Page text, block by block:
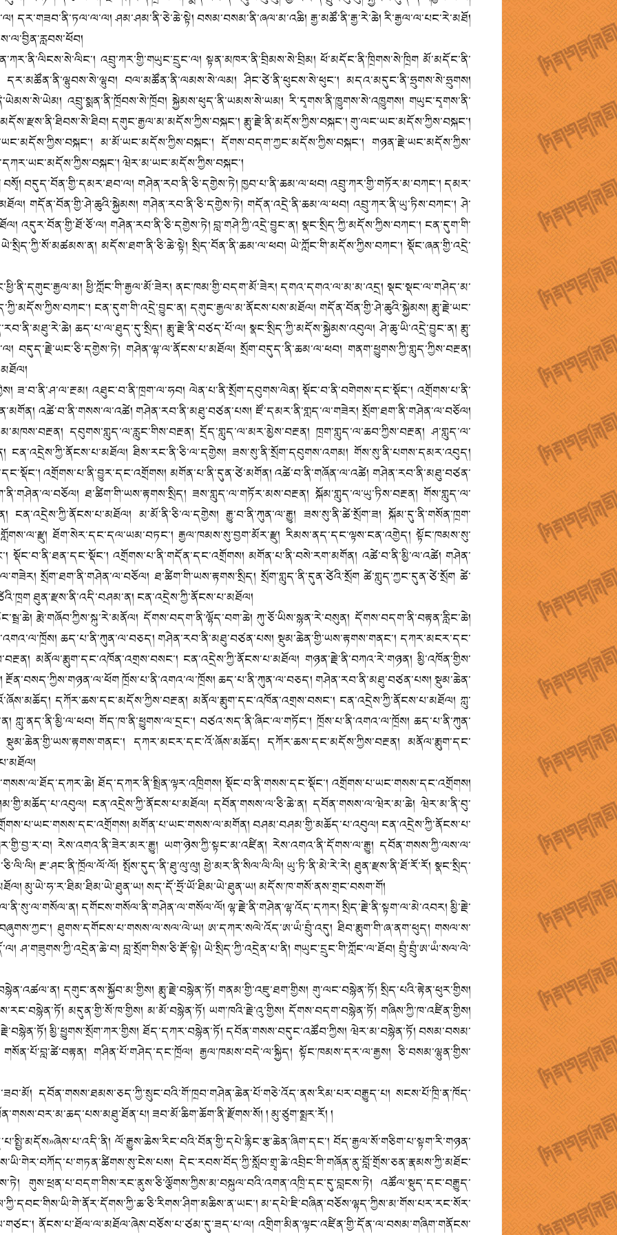
དར་གཟབ་ནི་ཏལ་ལ་ལ། ཤམ་ཤམ་ནི་ཅེ་ཆེ་སྟེ། བསམ་བསམ་ནི་ཞལ་མ་འཆི། རྒྱ་མཚོ་ནི་རྒྱ་རེ་ཆེ། རི་རྒྱལ་ལ་པང་རེ་མཐོ།
འབྲུ་ཀར་གྱི་གཡུང་དྲུང་ལ། སྟན་མཁར་ནི་བྲིམས་སེ་བྲིམ། ཕོ་མདོང་ནི་ཁྲིགས་སེ་ཁྲིག མོ་མདོང་ནི་
བལ་མཚོན་ནི་ལམས་སེ་ལམ། ཤིང་ཙེ་ནི་ཕུངས་སེ་ཕུང་། མདའ་མདུང་ནི་ཧྲུགས་སེ་ཧྲུགས།
འབྲུ་སྨན་ནི་ཁྲོབས་སེ་ཁྲོབ། སྐྱེམས་ཕུད་ནི་ཡམས་སེ་ཡམ། རི་དྭགས་ནི་ཁྱུགས་སེ་འཁྱུགས། གཡུང་དྭགས་ནི་
དགུང་རྒྱལ་མ་མདོས་ཀྱིས་བསྐང་། རྨུ་རྗེ་ནི་མདོས་ཀྱིས་བསྐང་། གུ་ལང་ཡང་མདོས་ཀྱིས་བསྐང་།
མ་མོ་ཡང་མདོས་ཀྱིས་བསྐང་། དོགས་བདག་ཀྱང་མདོས་ཀྱིས་བསྐང་། གཉན་རྗེ་ཡང་མདོས་ཀྱིས་
ཝེར་མ་ཡང་མདོས་ཀྱིས་བསྐང་།
བསྭོ། བདུད་བོན་གྱི་དམར་ཐབ་ལ། གཤེན་རབ་ནི་ཅི་དགྱེས་ཏེ། ཁྱབ་པ་ནི་ཆམ་ལ་ཕབ། འབྲུ་ཀར་གྱི་གཏོར་མ་བཀང་། དམར་
གདོན་བོན་གྱི་ཤེ་ཆུའི་སྐྱེམས། གཤེན་རབ་ནི་ཅི་དགྱེས་ཏེ། གདོན་འདྲེ་ནི་ཆམ་ལ་ཕབ། འབྲུ་ཀར་ནི་ཡུ་ཏིས་བཀང་། ཤེ་
འདུར་བོན་གྱི་ཐོ་ཅོ་ལ། གཤེན་རབ་ནི་ཅི་དགྱེས་ཏེ། བླ་གཤེ་ཀྱི་འདྲེ་བྱུང་ན། སྣང་སྲིད་ཀྱི་མདོས་ཀྱིས་བཀང་། ངན་དུག་གི་
མདོས་ཐག་ནི་ཅི་ཆེ་སྟེ། སྲིད་བོན་ནི་ཆམ་ལ་ཕབ། ཡེ་ཀློང་གི་མདོས་ཀྱིས་བཀང་། སྡོང་ཞན་གྱི་འདྲེ་
ཕྱི་ཀློང་གི་རྒྱལ་མོ་ཟེར། ནང་ཁམ་གྱི་བདག་མོ་ཟེར། དགའ་དགའ་ལ་མ་མ་འདྲ། སྡང་སྡང་ལ་གཤེད་མ་
ངན་དུག་གི་འདྲེ་བྱུང་ན། དགུང་རྒྱལ་མ་ནོངས་པས་མཐོལ། གདོན་བོན་གྱི་ཤེ་ཆུའི་སྐྱེམས། རྨུ་རྗེ་ཡང་
ཆད་པ་ལ་ཐུད་དུ་སྲིད། རྨུ་རྗེ་ནི་བཙད་པོ་ལ། སྣང་སྲིད་ཀྱི་མདོས་སྐྱེམས་འབུལ། ཤེ་ཆུ་ཡི་འདྲེ་བྱུང་ན། རྨུ་
བདུད་རྗེ་ཡང་ཅི་དགྱེས་ཏེ། གཤེན་ལྷ་ལ་ནོངས་པ་མཐོལ། སྲོག་བདུད་ནི་ཆམ་ལ་ཕབ། གནག་ཕྱུགས་ཀྱི་གླུད་ཀྱིས་བརྔན།
འཐུང་བ་ནི་ཁྲག་ལ་ཧབ། ལེན་པ་ནི་སྲོག་དབུགས་ལེན། སྡོང་བ་ནི་བགེགས་དང་སྡོང་། འགྲོགས་པ་ནི་
འཚེ་བ་ནི་གསས་ལ་འཚེ། གཤེན་རབ་ནི་མཐུ་བཙན་པས། ཛོ་དམར་ནི་གླད་ལ་གཟེར། སྲོག་ཐག་ནི་གཤེན་ལ་བཅོལ།
དབུགས་གླུད་ལ་རླུང་གིས་བརྔན། དྲོད་གླུད་ལ་མར་མྱེས་བརྔན། ཁྲག་གླུད་ལ་ཆབ་ཀྱིས་བརྔན། ཤ་གླུད་ལ་
ངན་འདྲེས་ཀྱི་ནོངས་པ་མཐོལ། ཐིས་རང་ནི་ཅི་ལ་དགྱེས། ཟས་སུ་ནི་སྲོག་དབུགས་འགམ། གོས་སུ་ནི་པགས་དམར་འབུད།
འགྲོགས་པ་ནི་བྱུར་དང་འགྲོགས། མགོན་པ་ནི་དུན་ཙེ་མགོན། འཚེ་བ་ནི་གཞོན་ལ་འཚེ། གཤེན་རབ་ནི་མཐུ་བཙན་
ཐ་ཚིག་གི་ཡས་རྟགས་སྲིད། ཟས་གླུད་ལ་གཏོར་མས་བརྔན། སྐོམ་གླུད་ལ་ཡུ་ཏིས་བརྔན། གོས་གླུད་ལ་
ངན་འདྲེས་ཀྱི་ནོངས་པ་མཐོལ། མ་མོ་ནི་ཅི་ལ་དགྱེས། རྒྱུ་བ་ནི་ཀུན་ལ་རྒྱུ། ཟས་སུ་ནི་ཚེ་སྲོག་ཟ། སྐོམ་དུ་ནི་གསོན་ཁྲག་
ཐོག་སེར་དང་དལ་ཡམ་བཏང་། རྒྱལ་ཁམས་སུ་བྱག་མོར་རྫུ། རིམས་ནད་དང་ལྟས་ངན་འགྱེད། སྟོང་ཁམས་སུ་
སྡོང་བ་ནི་ཐན་དང་སྡོང་། འགྲོགས་པ་ནི་གདོན་དང་འགྲོགས། མགོན་པ་ནི་བསེ་རག་མགོན། འཚེ་བ་ནི་མྱི་ལ་འཚེ། གཤེན་
སྲོག་ཐག་ནི་གཤེན་ལ་བཅོལ། ཐ་ཚིག་གི་ཡས་རྟགས་སྲིད། སྲོག་གླུད་ནི་དུན་ཙེའི་སྲོག ཚེ་གླུད་ཀྱང་དུན་ཙེ་སྲོག ཚེ་
ཐུན་རྫས་ནི་འདི་བཤམ་ན། ངན་འདྲེས་ཀྱི་ནོངས་པ་མཐོལ།
རྨེ་གཞོབ་ཀྱིས་སྐུ་རེ་མནོལ། དོགས་བདག་ནི་ལྷོད་བག་ཆེ། ཀུ་ཅོ་ཡིས་སྙན་རེ་བསུན། དོགས་བདག་ནི་བརྟན་རླིང་ཆེ།
ཆད་པ་ནི་ཀུན་ལ་བཅད། གཤེན་རབ་ནི་མཐུ་བཙན་པས། སྡུམ་ཆེན་གྱི་ཡས་རྟགས་གནང་། དཀར་མངར་དང་
མནོལ་རྨུག་དང་འཁོན་འགྲས་བསང་། ངན་འདྲེས་ཀྱི་ནོངས་པ་མཐོལ། གཉན་རྗེ་ནི་བཀའ་རེ་གཉན། མྱི་འཁོན་གྱིས་
ཁྲོས་པ་ནི་འགའ་ལ་ཁྲོས། ཆད་པ་ནི་ཀུན་ལ་བཅད། གཤེན་རབ་ནི་མཐུ་བཙན་པས། སྡུམ་ཆེན་
དཀོར་ཆས་དང་མདོས་ཀྱིས་བརྔན། མནོལ་རྨུག་དང་འཁོན་འགྲས་བསང་། ངན་འདྲེས་ཀྱི་ནོངས་པ་མཐོལ། ཀླུ་
ཀླུ་ནད་ནི་མྱི་ལ་ཕབ། གོད་ཁ་ནི་ཕྱུགས་ལ་དྲང་། བཙའ་སད་ནི་ཞིང་ལ་གཏོང་། ཁྲོས་པ་ནི་འགའ་ལ་ཁྲོས། ཆད་པ་ནི་ཀུན་
དཀར་མངར་དང་འོ་ཞོས་མཆོད། དཀོར་ཆས་དང་མདོས་ཀྱིས་བརྔན། མནོལ་རྨུག་དང་
ཐོད་དཀར་ནི་སྤྲིན་ལྟར་འཁྲིགས། སྡོང་བ་ནི་གསས་དང་སྡོང་། འགྲོགས་པ་ཡང་གསས་དང་འགྲོགས།
ངན་འདྲེས་ཀྱི་ནོངས་པ་མཐོལ། དབོན་གསས་ལ་ཅི་ཆེ་ན། དབོན་གསས་ལ་ཝེར་མ་ཆེ། ཝེར་མ་ནི་བུ་
མགོན་པ་ཡང་གསས་ལ་མགོན། བཤམ་བཤམ་གྱི་མཆོད་པ་འབུལ། ངན་འདྲེས་ཀྱི་ནོངས་པ་
རེས་འགའ་ནི་ཟེར་མར་རྒྱུ། ཡག་ཉེས་ཀྱི་སྟང་མ་འཛིན། རེས་འགའ་ནི་དོགས་ལ་རྒྱུ། དབོན་གསས་ཀྱི་ལས་ལ་
རྔ་ཤང་ནི་ཁྲོལ་ལོ་ལོ། སྤོས་དུད་ནི་ཐུ་ལུ་ལུ། ཕྱེ་མར་ནི་སིལ་ལི་ལི། ཡུ་ཏི་ནི་མེ་རེ་རེ། ཐུན་རྫས་ནི་ཐོ་རོ་རོ། སྣང་སྲིད་
མུ་ཡེ་ཧ་ར་ཐིམ་ཐིམ་ཡེ་ཐུན་ཡ། སད་དོ་ཧྲོ་ཡོ་ཐིམ་ཡེ་ཐུན་ཡ། མདོས་ཁ་གསོ་ནས་གྲང་བསག་གོ།
དགོངས་གསོལ་ནི་གཤེན་ལ་གསོལ་ལོ། ལྷ་རྗེ་ནི་གཤེན་ལྷ་འོད་དཀར། སྲིད་རྗེ་ནི་སྟག་ལ་མེ་འབར། མྱི་རྗེ་
ཐུགས་དགོངས་པ་གསས་ལ་སལ་ལེ་ཡ། ཨ་དཀར་སལེ་འོད་ཨ་ཡཾ་བྲུཾ་འདུ། ཐིབ་རྨུག་གི་ཞ་ནག་ཕུད། གསལ་ས་
ཤ་གཟུགས་ཀྱི་འདྲེན་ཆེ་བ། བླ་སྲོག་གིས་ཅི་རྡོ་སྟེ། ཡེ་སྲིད་ཀྱི་འདྲེན་པ་ནི། གཡུང་དྲུང་གི་ཀློང་ལ་ཐོབ། བྲུཾ་བྲུཾ་ཨ་ཡཾ་སལ་ལེ་
དགུང་ནས་སྐྱོབ་མ་གྱིས། རྨུ་རྗེ་བསྙེན་ཏོ། གནམ་གྱི་འཇུ་ཐག་གྱིས། གུ་ལང་བསྙེན་ཏོ། སྲིད་པའི་རྟེན་ཕུར་གྱིས།
མདུན་གྱི་སོ་ཁ་གྱིས། མ་མོ་བསྙེན་ཏོ། ཡག་ཁའི་རྗེ་འུ་གྱིས། དོགས་བདག་བསྙེན་ཏོ། གཞིས་ཀྱི་ཁ་འཛིན་གྱིས།
མྱི་ཕྱུགས་སྲོག་ཀར་གྱིས། ཐོད་དཀར་བསྙེན་ཏོ། དབོན་གསས་བདུང་འཚོབ་ཀྱིས། ཝེར་མ་བསྙེན་ཏོ། བསམ་བསམ་
གཤིན་པོ་གཤེད་དང་ཁྲོལ། རྒྱལ་ཁམས་བདེ་ལ་སྐྱིད། སྟོང་ཁམས་དར་ལ་རྒྱས། ཅི་བསམ་ལྷུན་གྱིས་
དབོན་གསས་ཐམས་ཅད་ཀྱི་སྲུང་བའི་གོ་ཁྲབ་གཤེན་ཆེན་པོ་གཅེ་འོད་ནས་རིམ་པར་བརྒྱུད་པ། སངས་པོ་ཁྲི་ན་ཁོད་
ཟབ་མོ་ཆིག་ཆོག་ནི་རྫོགས་སོ། ། མུ་ཙུག་སྨྲར་རོ། །
ལོ་རྒྱུས་ཆེས་རིང་བའི་བོན་གྱི་དཔེ་རྙིང་རྩ་ཆེན་ཞིག་དང་། བོད་རྒྱལ་སོ་གཅིག་པ་སྟག་རི་གཉན་
དེང་རབས་བོད་ཀྱི་སློབ་གྲྭ་ཆེ་འབྲིང་གི་གཞོན་ནུ་བློ་གྲོས་ཅན་རྣམས་ཀྱི་མཐོང་
གུས་ཕྲན་པ་བདག་གིས་རང་ནུས་ཅི་ལྕོགས་ཀྱིས་མ་བསྐུལ་བའི་འགན་འཁྲི་དང་དུ་བླངས་ཏེ། འཚོལ་སྡུད་དང་བརྒྱུད་
མ་དཔེ་ཇི་བཞིན་བཅོས་ལྷད་ཀྱིས་མ་གོས་པར་རང་སོར་
ནོངས་པ་ཐོལ་ལ་མཐོལ་ཞེས་བཅོས་པ་ཙམ་དུ་ཟད་པ་ལ། འགྲིག་མིན་ལྟང་འཛིན་གྱི་དོན་ལ་བསམ་གཞིག་གནོངས་